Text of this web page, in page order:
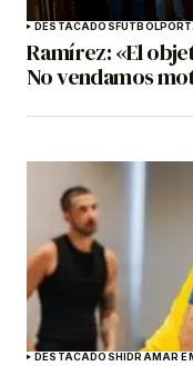
DESTACADOSFÚTBOL
Ramírez: «El
No vendamos
DESTACADOSHIDRAMAR